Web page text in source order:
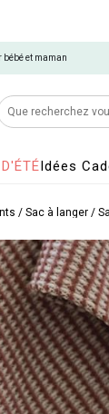
bébé et maman
Idées
/ Sac à langer /